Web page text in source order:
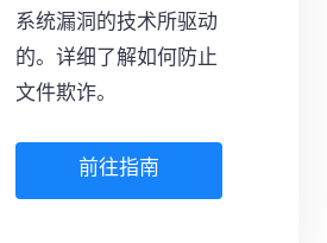
系统漏洞的技术所驱动
的。详细了解如何防止
文件欺诈。
前往指南